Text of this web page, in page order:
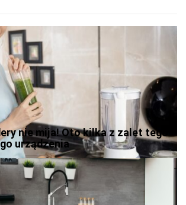
nie mija! Oto kilka z zalet tego
urządzenia